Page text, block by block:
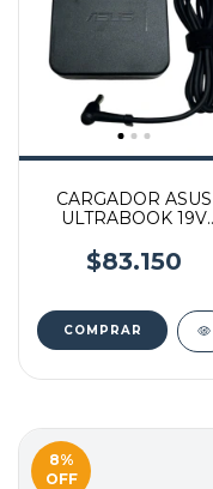
CARGADOR ASUS
ULTRABOOK 19V
$83.150
8%
OFF